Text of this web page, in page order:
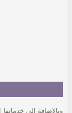
وبالإضافة إلى خدماتها